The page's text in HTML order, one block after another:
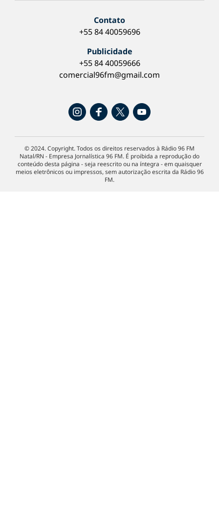
Contato
+55 84 40059696
Publicidade
+55 84 40059666
comercial96fm@gmail.com
© 2024. Copyright. Todos os direitos reservados à Rádio 96 FM
Natal/RN - Empresa Jornalística 96 FM. É proibida a reprodução do
conteúdo desta página - seja reescrito ou na íntegra - em quaisquer
meios eletrônicos ou impressos, sem autorização escrita da Rádio 96
FM.